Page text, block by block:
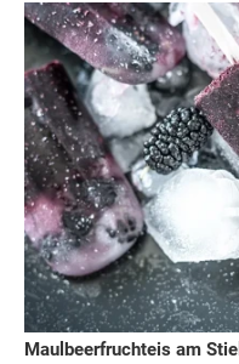
Maulbeerfruchteis am Stiel